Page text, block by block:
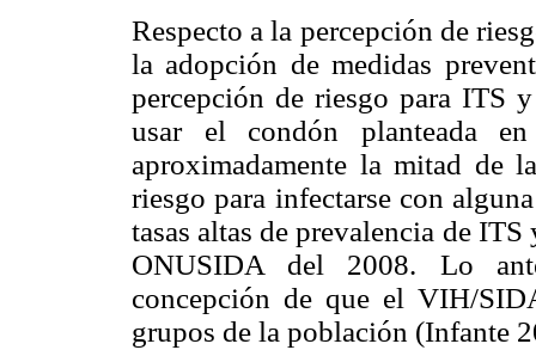
Respecto a la percepción de
la adopción de medidas
percepción de riesgo para ITS
usar el condón planteada
aproximadamente la mitad de
riesgo para infectarse con
tasas altas de prevalencia de
ONUSIDA del 2008. Lo
concepción de que el VIH/
grupos de la población (Infante